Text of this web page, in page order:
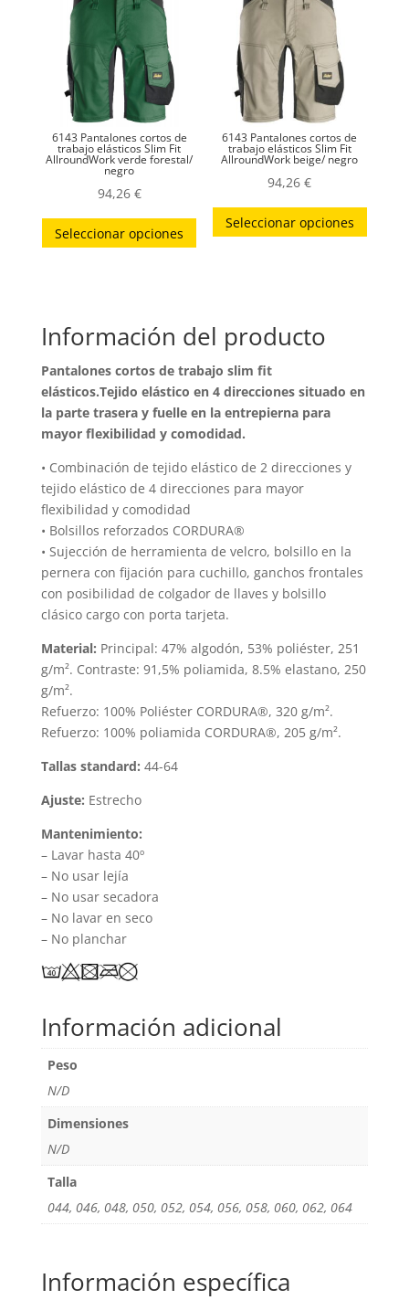
opciones
pueden
página
6143 Pantalones cortos de
trabajo elásticos Slim Fit
AllroundWork verde forestal/
negro
94,26 €
Seleccionar opciones
Este
producto
Las
pueden
elegir
la
página
de
producto
6143 Pantalones cortos de
trabajo elásticos Slim Fit
AllroundWork beige/ negro
94,26€
Seleccionar opciones
Este
Información del producto
Pantalones cortos de trabajo slim fit
elásticos.Tejido elástico en 4 direcciones situado en
la parte trasera y fuelle en la entrepierna para
mayor flexibilidad y comodidad.
• Combinación de tejido elástico de 2 direcciones y
tejido elástico de 4 direcciones para mayor
flexibilidad y comodidad
• Bolsillos reforzados CORDURA®
• Sujección de herramienta de velcro, bolsillo en la
pernera con fijación para cuchillo, ganchos frontales
con posibilidad de colgador de llaves y bolsillo
clásico cargo con porta tarjeta.
Material: Principal: 47% algodón, 53% poliéster, 251
g/m². Contraste: 91,5% poliamida, 8.5% elastano, 250
g/m².
Refuerzo: 100% Poliéster CORDURA®, 320 g/m².
Refuerzo: 100% poliamida CORDURA®, 205 g/m².
Tallas standard: 44-64
Ajuste: Estrecho
Mantenimiento:
– Lavar hasta 40º
– No usar lejía
– No usar secadora
– No lavar en seco
– No planchar
Información adicional
Peso
N/D
Dimensiones
N/D
Talla
044, 046, 048, 050, 052, 054, 056, 058, 060, 062, 064
Información específica